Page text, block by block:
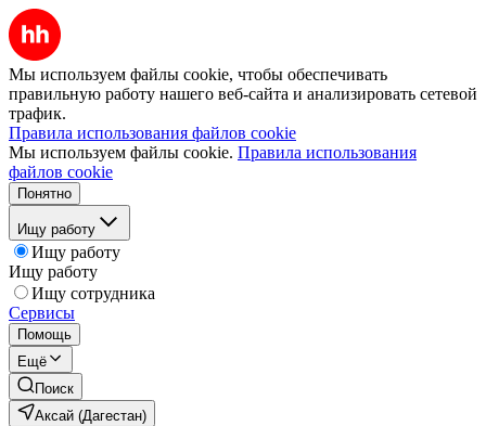
Мы используем файлы cookie, чтобы обеспечивать
правильную работу нашего веб-сайта и анализировать сетевой
трафик.
Правила использования файлов cookie
Мы используем файлы cookie. Правила использования
файлов cookie
Понятно
Ищу работу
Ищу работу
Ищу работу
Ищу сотрудника
Сервисы
Помощь
Ещё
Поиск
Аксай (Дагестан)